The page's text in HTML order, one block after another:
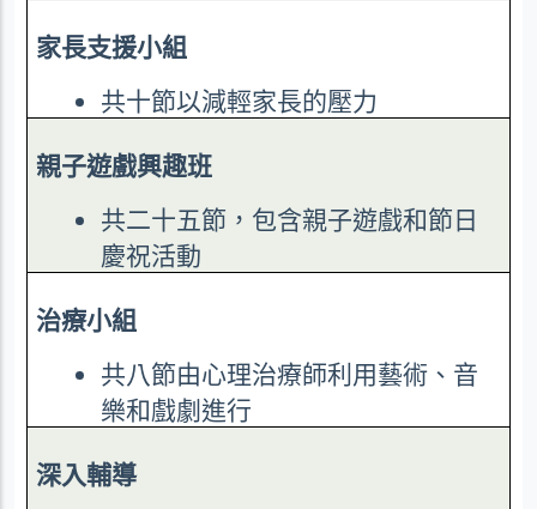
家長支援小組
共十節以減輕家長的壓力
親子遊戲興趣班
共二十五節，包含親子遊戲和節日
慶祝活動
治療小組
共八節由心理治療師利用藝術、音
樂和戲劇進行
深入輔導